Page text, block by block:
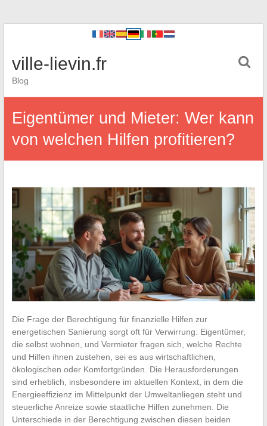
ville-lievin.fr
Blog
Eigentümer und Mieter: Wer kann
von welchen Hilfen profitieren?
Die Frage der Berechtigung für finanzielle Hilfen zur
energetischen Sanierung sorgt oft für Verwirrung. Eigentümer,
die selbst wohnen, und Vermieter fragen sich, welche Rechte
und Hilfen ihnen zustehen, sei es aus wirtschaftlichen,
ökologischen oder Komfortgründen. Die Herausforderungen
sind erheblich, insbesondere im aktuellen Kontext, in dem die
Energieeffizienz im Mittelpunkt der Umweltanliegen steht und
steuerliche Anreize sowie staatliche Hilfen zunehmen. Die
Unterschiede in der Berechtigung zwischen diesen beiden